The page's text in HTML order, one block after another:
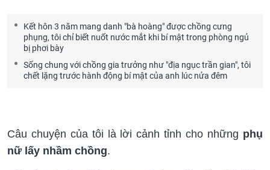
Kết hôn 3 năm mang danh "bà hoàng" được chồng cưng
phụng, tôi chỉ biết nuốt nước mắt khi bí mật trong phòng ngủ
bị phơi bày
Sống chung với chồng gia trưởng như "địa ngục trần gian", tôi
chết lặng trước hành động bí mật của anh lúc nửa đêm
Câu chuyện của tôi là lời cảnh tỉnh cho những phụ
nữ lấy nhầm chồng.